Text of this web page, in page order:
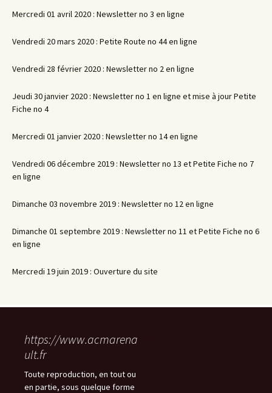
Mercredi 01 avril 2020 : Newsletter no 3 en ligne
Vendredi 20 mars 2020 : Petite Route no 44 en ligne
Vendredi 28 février 2020 : Newsletter no 2 en ligne
Jeudi 30 janvier 2020 : Newsletter no 1 en ligne et mise à jour Petite
Fiche no 4
Mercredi 01 janvier 2020 : Newsletter no 14 en ligne
Vendredi 06 décembre 2019 : Newsletter no 13 et Petite Fiche no 7
en ligne
Dimanche 03 novembre 2019 : Newsletter no 12 en ligne
Dimanche 01 septembre 2019 : Newsletter no 11 et Petite Fiche no 6
en ligne
Mercredi 19 juin 2019 : Ouverture du site
https://www.acmarena
ult.fr
Toute reproduction, en tout ou
en partie, sous quelque forme